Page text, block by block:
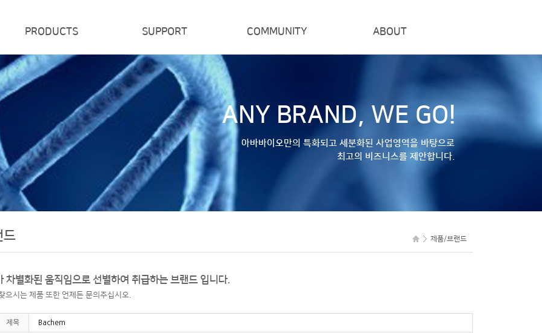
PRODUCTS
제품/브랜드
SUPPORT
견적/주문
COMMUNITY ABOUT
ANY BRAND, WE GO!
아바바이오만의 특화되고 세분화된 사업영역을 바탕으로
최고의 비즈니스를 제안합니다.
제품/브랜드
드
차별화된 움직임으로 선별하여 취급하는 브랜드 입니다.
으시는 제품 또한 언제든 문의주십시오.
제목 Bachem